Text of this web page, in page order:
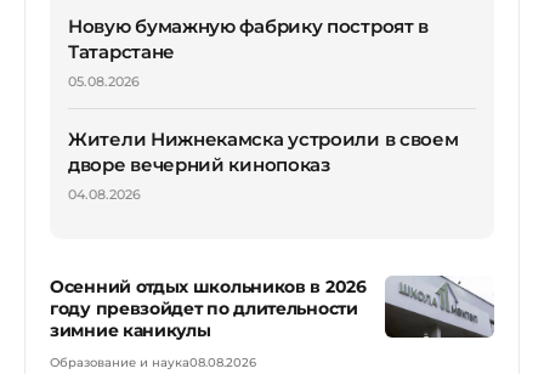
Новую бумажную фабрику построят в
Татарстане
05.08.2026
Жители Нижнекамска устроили в своем
дворе вечерний кинопоказ
04.08.2026
Осенний отдых школьников в 2026
году превзойдет по длительности
зимние каникулы
Образование и наука08.08.2026